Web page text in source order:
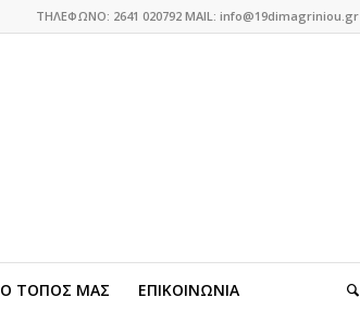
ΤΗΛΕΦΩΝΟ: 2641 020792 MAIL: info@19dimagriniou.gr
Ο ΤΟΠΟΣ ΜΑΣ ΕΠΙΚΟΙΝΩΝΙΑ